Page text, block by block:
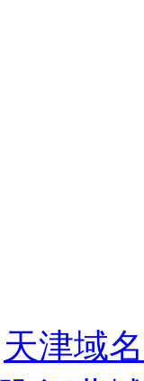
天津域